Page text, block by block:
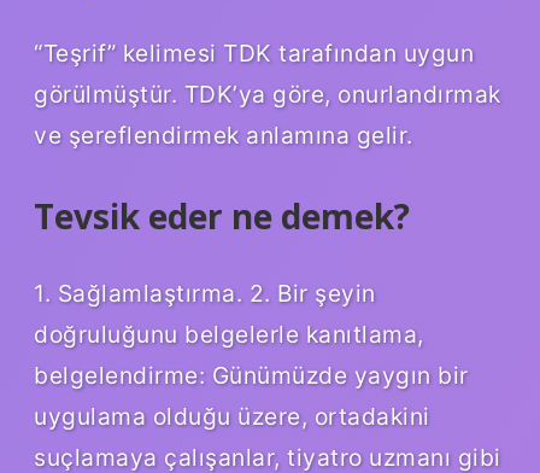
“Teşrif” kelimesi TDK tarafından uygun
görülmüştür. TDK’ya göre, onurlandırmak
ve şereflendirmek anlamına gelir.
Tevsik eder ne demek?
1. Sağlamlaştırma. 2. Bir şeyin
doğruluğunu belgelerle kanıtlama,
belgelendirme: Günümüzde yaygın bir
uygulama olduğu üzere, ortadakini
suçlamaya çalışanlar, tiyatro uzmanı gibi